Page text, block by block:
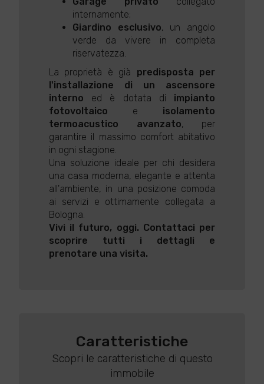
internamente;
Giardino esclusivo, un angolo
verde da vivere in completa
riservatezza.
La proprietà è già predisposta per
l'installazione di un ascensore
interno ed è dotata di impianto
fotovoltaico e isolamento
termoacustico avanzato, per
garantire il massimo comfort abitativo
in ogni stagione.
Una soluzione ideale per chi desidera
una casa moderna, elegante e attenta
all'ambiente, in una posizione comoda
ai servizi e ottimamente collegata a
Bologna.
Vivi il futuro, oggi. Contattaci per
scoprire tutti i dettagli e
prenotare una visita.
Caratteristiche
Scopri le caratteristiche di questo
immobile